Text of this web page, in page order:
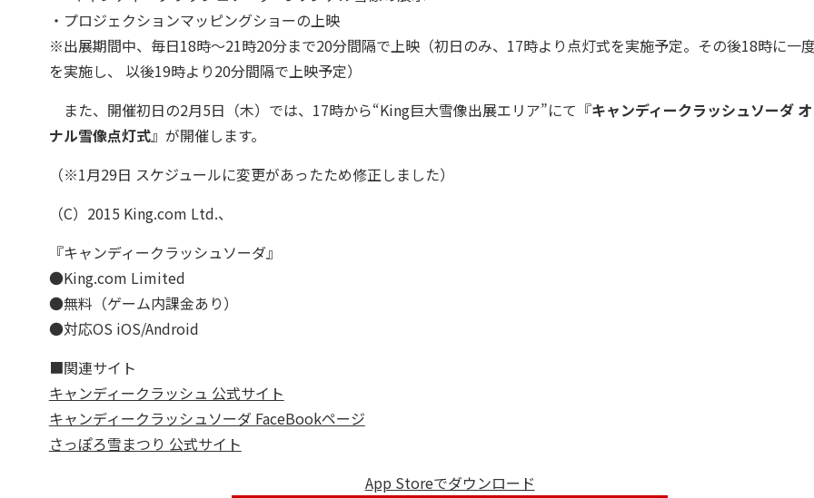
・プロジェクションマッピングショーの上映
※出展期間中、毎日18時～21時20分まで20分間隔で上映（初日のみ、17時より点灯式を実施予定。その後18時に一
を実施し、 以後19時より20分間隔で上映予定）
また、開催初日の2月5日（木）では、17時から“King巨大雪像出展エリア”にて『キャンディークラッシュソーダ
ナル雪像点灯式』が開催します。
（※1月29日 スケジュールに変更があったため修正しました）
（C）2015 King.com Ltd.、
『キャンディークラッシュソーダ』
●King.com Limited
●無料（ゲーム内課金あり）
●対応OS iOS/Android
■関連サイト
キャンディークラッシュ 公式サイト
キャンディークラッシュソーダ FaceBookページ
さっぽろ雪まつり 公式サイト
App Storeでダウンロード